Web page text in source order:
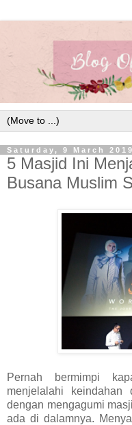
Saturday, 9 March 2019
5 Masjid Ini
Busana Muslim
Pernah bermimpi
menjelalahi
dengan mengagumi
ada di dalamnya.